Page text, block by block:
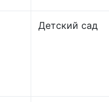
Детский сад